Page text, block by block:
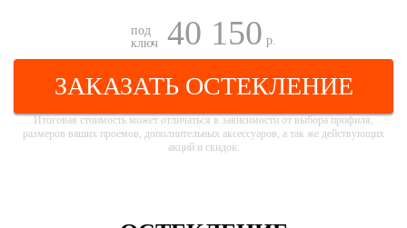
под
ключ
40 150 р.
ЗАКАЗАТЬ ОСТЕКЛЕНИЕ
Итоговая стоимость может отличаться в зависимости от выбора профиля,
размеров ваших проемов, дополнительных аксессуаров, а так же действующих
акций и скидок.